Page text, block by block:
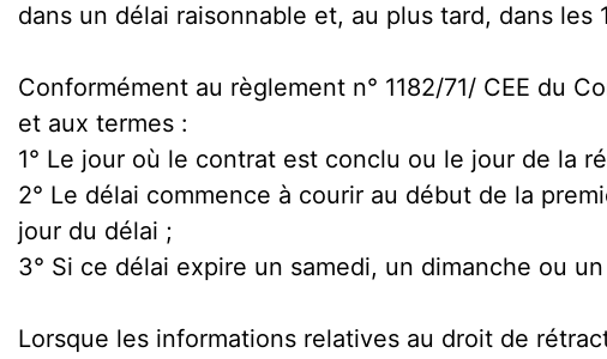
dans un délai raisonnable et, au plus tard, dans
Conformément au règlement n° 1182/71/ CEE du
et aux termes :
1° Le jour où le contrat est conclu ou le jour de la
2° Le délai commence à courir au début de la
jour du délai ;
3° Si ce délai expire un samedi, un dimanche ou
Lorsque les informations relatives au droit de